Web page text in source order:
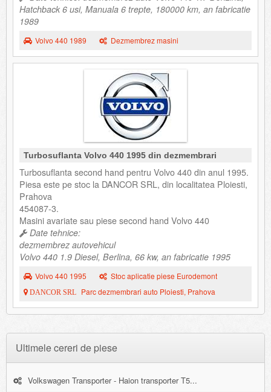
Hatchback 6 usi, Manuala 6 trepte, 180000 km, an fabricatie
1989
Volvo 440 1989 Dezmembrez masini
Turbosuflanta Volvo 440 1995 din dezmembrari
Turbosuflanta second hand pentru Volvo 440 din anul 1995.
Piesa este pe stoc la DANCOR SRL, din localitatea Ploiesti,
Prahova
454087-3.
Masini avariate sau piese second hand Volvo 440
Date tehnice:
dezmembrez autovehicul
Volvo 440 1.9 Diesel, Berlina, 66 kw, an fabricatie 1995
Volvo 440 1995 Stoc aplicatie piese Eurodemont
DANCOR SRL Parc dezmembrari auto Ploiesti, Prahova
Ultimele cereri de piese
Volkswagen Transporter - Haion transporter T5...